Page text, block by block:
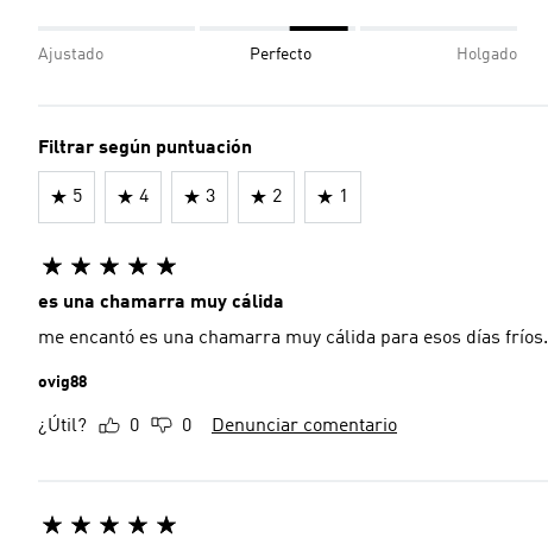
Ajustado Perfecto Holgado
Filtrar según puntuación
5 4 3 2 1
es una chamarra muy cálida
me encantó es una chamarra muy cálida para esos días fríos.
ovig88
¿Útil? 0 0 Denunciar comentario